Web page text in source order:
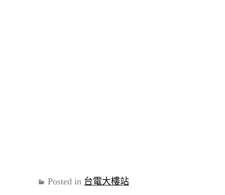
Posted in 台電大樓站